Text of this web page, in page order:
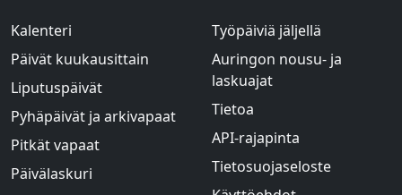
Kalenteri
Päivät kuukausittain
Liputuspäivät
Pyhäpäivät ja arkivapaat
Pitkät vapaat
Päivälaskuri
Työpäiviä jäljellä
Auringon nousu- ja
laskuajat
Tietoa
API-rajapinta
Tietosuojaseloste